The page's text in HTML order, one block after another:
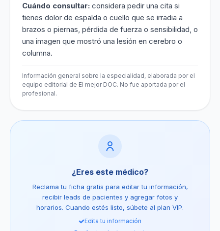
Cuándo consultar: considera pedir una cita si
tienes dolor de espalda o cuello que se irradia a
brazos o piernas, pérdida de fuerza o sensibilidad, o
una imagen que mostró una lesión en cerebro o
columna.
Información general sobre la especialidad, elaborada por el
equipo editorial de El mejor DOC. No fue aportada por el
profesional.
¿Eres este médico?
Reclama tu ficha gratis para editar tu información,
recibir leads de pacientes y agregar fotos y
horarios. Cuando estés listo, súbete al plan VIP.
Edita tu información